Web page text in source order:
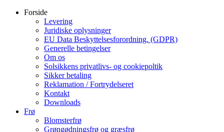
Forside
Levering
Juridiske oplysninger
EU Data Beskyttelsesforordning. (GDPR)
Generelle betingelser
Om os
Solsikkens privatlivs- og cookiepoltik
Sikker betaling
Reklamation / Fortrydelseret
Kontakt
Downloads
Frø
Blomsterfrø
Grøngødningsfrø og græsfrø